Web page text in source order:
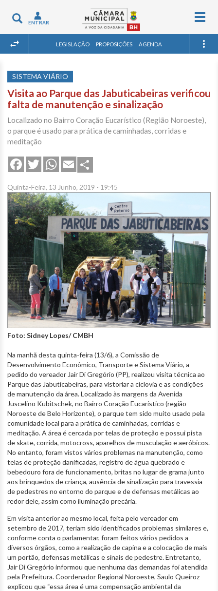
Toggle
navigation
ENTRAR
LEGISLAÇÃO PROPOSIÇÕES AGENDA
SISTEMA VIÁRIO
Visita ao Parque das Jabuticabeiras verificou
falta de manutenção e sinalização
Localizado no Bairro Coração Eucarístico (Região Noroeste),
o parque é usado para prática de caminhadas, corridas e
meditação
FacebookTwitterWhatsApp
Email
Quinta-Feira, 13 Junho, 2019 - 19:45
Foto: Sidney Lopes/ CMBH
Na manhã desta quinta-feira (13/6), a Comissão de
Desenvolvimento Econômico, Transporte e Sistema Viário, a
pedido do vereador Jair Di Gregório (PP), realizou visita técnica ao
Parque das Jabuticabeiras, para vistoriar a ciclovia e as condições
de manutenção da área. Localizado às margens da Avenida
Juscelino Kubitschek, no Bairro Coração Eucarístico (região
Noroeste de Belo Horizonte), o parque tem sido muito usado pela
comunidade local para a prática de caminhadas, corridas e
meditação. A área é cercada por telas de proteção e possui pista
de skate, corrida, motocross, aparelhos de musculação e aeróbicos.
No entanto, foram vistos vários problemas na manutenção, como
telas de proteção danificadas, registro de água quebrado e
bebedouro fora de funcionamento, britas no lugar de grama junto
aos brinquedos de criança, ausência de sinalização para travessia
de pedestres no entorno do parque e de defensas metálicas ao
redor dele, assim como iluminação precária.
Em visita anterior ao mesmo local, feita pelo vereador em
setembro de 2017, teriam sido identificados problemas similares e,
conforme conta o parlamentar, foram feitos vários pedidos a
diversos órgãos, como a realização de capina e a colocação de mais
um portão, defensas metálicas e sinais de pedestre. Entretanto,
Jair Di Gregório informou que nenhuma das demandas foi atendida
pela Prefeitura. Coordenador Regional Noroeste, Saulo Queiroz
explicou que “essa área é uma compensação ambiental da